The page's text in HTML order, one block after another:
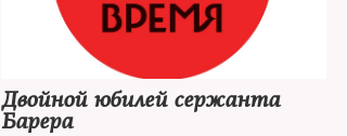
Двойной юбилей сержанта
Барера